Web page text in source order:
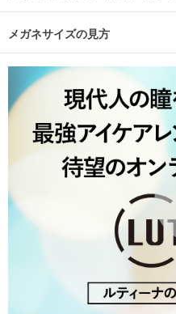
メガネサイズの見方